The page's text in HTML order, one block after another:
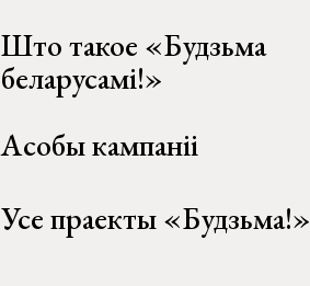
Што такое «Будзьма
беларусамі!»
Асобы кампаніі
Усе праекты «Будзьма!»